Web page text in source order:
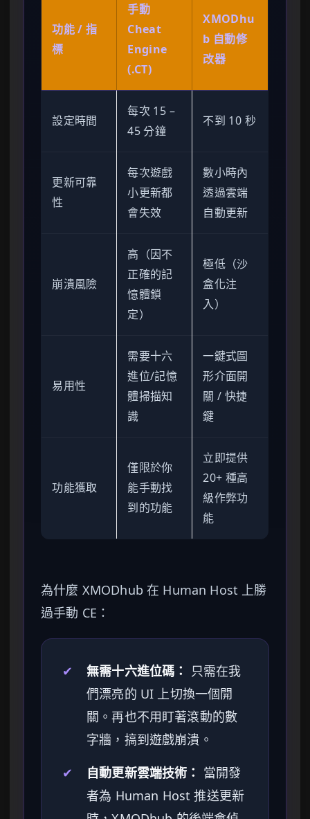
功能 / 指
標
手動
Cheat
Engine
(.CT)
XMODhu
b 自動修
改器
設定時間
每次 15 –
45 分鐘
不到 10 秒
更新可靠
性
每次遊戲
小更新都
會失效
數小時內
透過雲端
自動更新
崩潰風險
高（因不
正確的記
憶體鎖
定）
極低（沙
盒化注
入）
易用性
需要十六
進位/記憶
體掃描知
識
一鍵式圖
形介面開
關 / 快捷
鍵
功能獲取
僅限於你
能手動找
到的功能
立即提供
20+ 種高
級作弊功
能
為什麼 XMODhub 在 Human Host 上勝
過手動 CE：
✔ 無需十六進位碼：
只需在我
們漂亮的 UI 上切換一個開
關。再也不用盯著滾動的數
字牆，搞到遊戲崩潰。
✔
自動更新雲端技術： 當開發
者為 Human Host 推送更新